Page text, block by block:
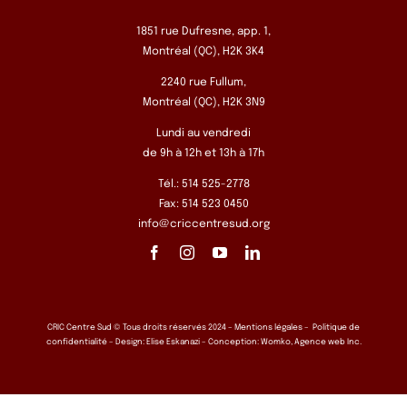
1851 rue Dufresne, app. 1,
Montréal (QC), H2K 3K4
2240 rue Fullum,
Montréal (QC), H2K 3N9
Lundi au vendredi
de 9h à 12h et 13h à 17h
Tél.: 514 525-2778
Fax: 514 523 0450
info@criccentresud.org
CRIC Centre Sud © Tous droits réservés 2024 – Mentions légales –
Politique de
confidentialité– Design: Elise Eskanazi– Conception: Womko, Agence web Inc.